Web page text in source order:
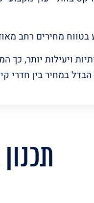
בטווח מחירים
ויעילות יותר,
במחיר בין חדרי